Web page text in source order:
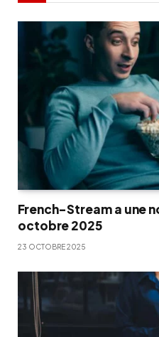
French-Stream a une
octobre 2025
23 OCTOBRE 2025